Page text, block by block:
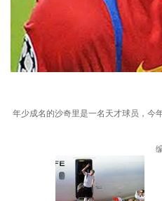
年少成名的沙奇里是一名天才球员，今